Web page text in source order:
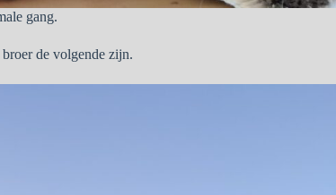
gang.
de volgende zijn.